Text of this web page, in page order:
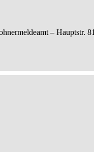
– Hauptstr. 81